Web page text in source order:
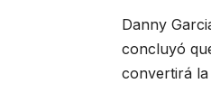
Danny
concluyó
convertirá la